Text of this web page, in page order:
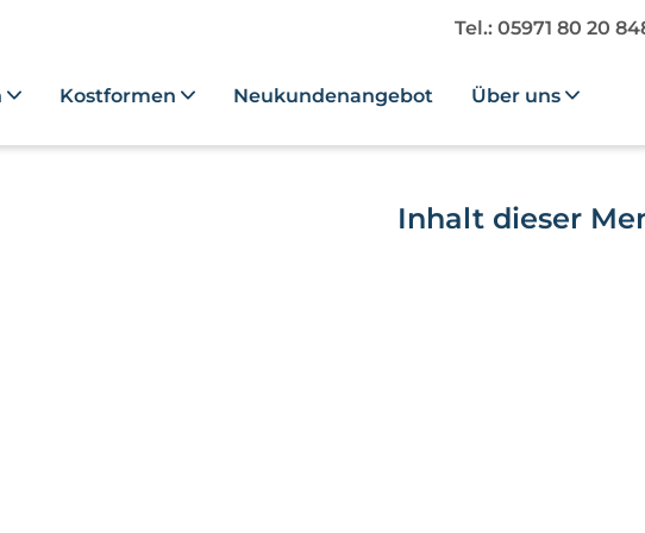
Tel.: 05971 80 20
Kostformen Neukundenangebot Über uns
Inhalt dieser